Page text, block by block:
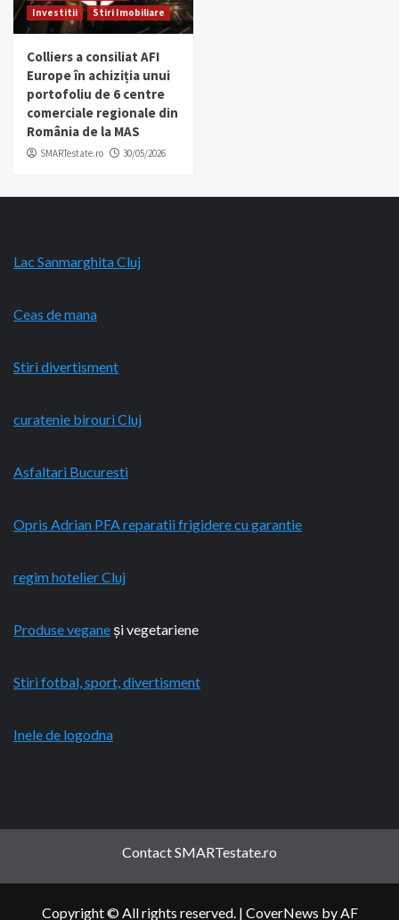
Investitii
Stiri Imobiliare
Colliers a consiliat AFI
Europe în achiziția unui
portofoliu de 6 centre
comerciale regionale din
România de la MAS
SMARTestate.ro 30/05/2026
Lac Sanmarghita Cluj
Ceas de mana
Stiri divertisment
curatenie birouri Cluj
Asfaltari Bucuresti
Opris Adrian PFA reparatii frigidere cu garantie
regim hotelier Cluj
Produse vegane și vegetariene
Stiri fotbal, sport, divertisment
Inele de logodna
Contact SMARTestate.ro
Copyright © All rights reserved. | CoverNews by AF